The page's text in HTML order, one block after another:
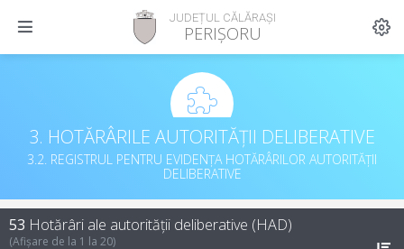
JUDEȚUL CĂLĂRAȘI
PERIȘORU
3. HOTĂRÂRILE AUTORITĂȚII DELIBERATIVE
3.2. REGISTRUL PENTRU EVIDENȚA HOTĂRÂRILOR AUTORITĂȚII
DELIBERATIVE
53 Hotărâri ale autorității deliberative (HAD)
(Afișare de la 1 la 20)